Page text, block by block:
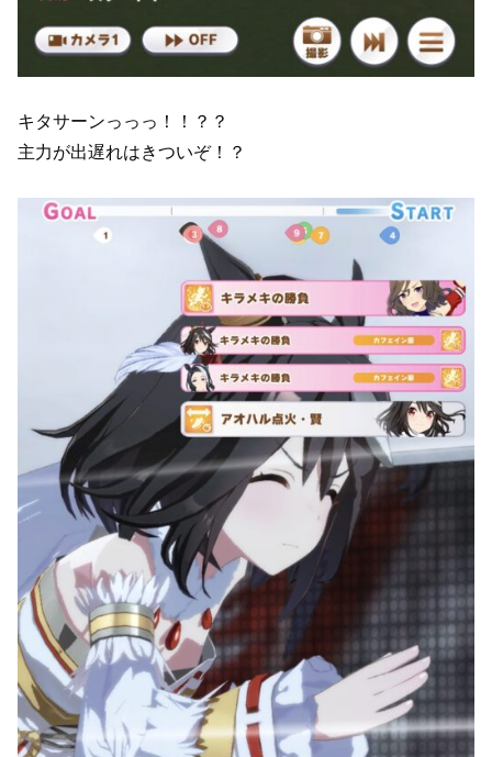
キタサーンっっっ！！？？
主力が出遅れはきついぞ！？